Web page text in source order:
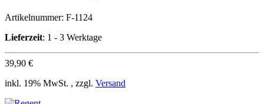
Artikelnummer: F-1124
Lieferzeit: 1 - 3 Werktage
39,90 €
inkl. 19% MwSt. , zzgl. Versand